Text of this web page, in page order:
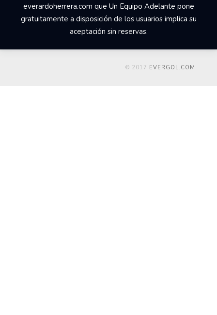
everardoherrera.com que Un Equipo Adelante pone
gratuitamente a disposición de los usuarios implica su
aceptación sin reservas.
© 2017 EVERGOL.COM